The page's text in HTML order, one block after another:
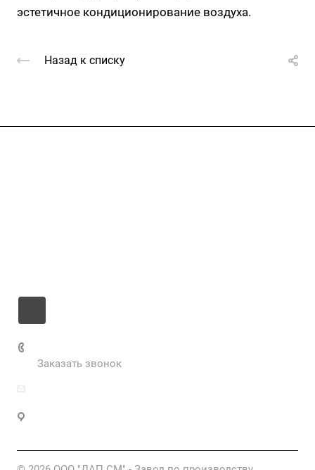
эстетичное кондиционирование воздуха.
Назад к списку
Заказать звонок